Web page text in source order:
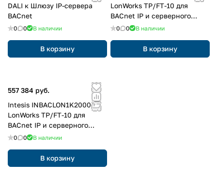
DALI к Шлюзу IP-сервера
BACnet
0 0 В наличии
В корзину
LonWorks TP/FT-10 для
BACnet IP и серверного
шлюза MS/TP — 250 баллов
0 0 В наличии
В корзину
557 384 руб.
Intesis INBACLON1K20000
LonWorks TP/FT-10 для
BACnet IP и серверного
шлюза MS/TP — 1200 баллов
0 0 В наличии
В корзину